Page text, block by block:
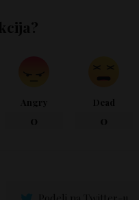
Angry Dead